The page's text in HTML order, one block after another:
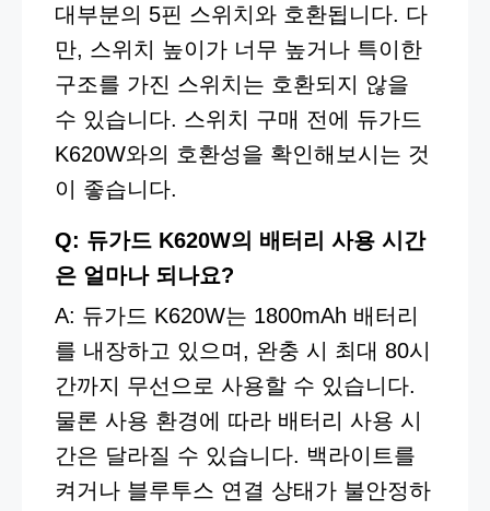
대부분의 5핀 스위치와 호환됩니다. 다
만, 스위치 높이가 너무 높거나 특이한
구조를 가진 스위치는 호환되지 않을
수 있습니다. 스위치 구매 전에 듀가드
K620W와의 호환성을 확인해보시는 것
이 좋습니다.
Q: 듀가드 K620W의 배터리 사용 시간
은 얼마나 되나요?
A: 듀가드 K620W는 1800mAh 배터리
를 내장하고 있으며, 완충 시 최대 80시
간까지 무선으로 사용할 수 있습니다.
물론 사용 환경에 따라 배터리 사용 시
간은 달라질 수 있습니다. 백라이트를
켜거나 블루투스 연결 상태가 불안정하